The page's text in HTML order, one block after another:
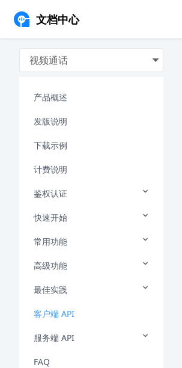
文档中心
视频通话
产品概述
发版说明
下载示例
计费说明
鉴权认证
快速开始
常用功能
高级功能
最佳实践
客户端 API
服务端 API
FAQ